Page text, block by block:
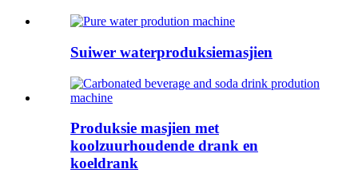
Suiwer waterproduksiemasjien
Produksie masjien met
koolzuurhoudende drank en
koeldrank